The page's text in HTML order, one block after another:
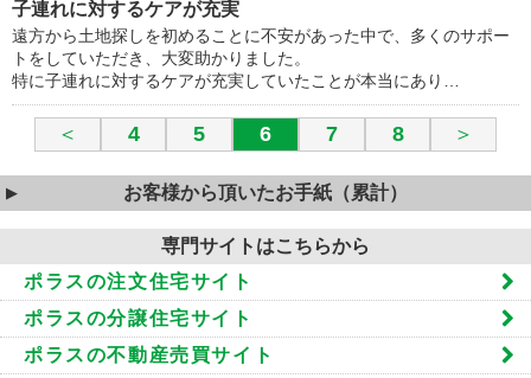
子連れに対するケアが充実
遠方から土地探しを初めることに不安があった中で、多くのサポー
トをしていただき、大変助かりました。
特に子連れに対するケアが充実していたことが本当にあり…
＜ 4 5 6 7 8 ＞
お客様から頂いたお手紙（累計）
専門サイトはこちらから
ポラスの注文住宅サイト
ポラスの分譲住宅サイト
ポラスの不動産売買サイト